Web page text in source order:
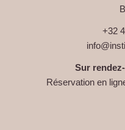
+32
Sur
Réservation en